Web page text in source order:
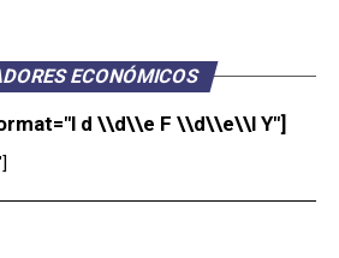
ECONÓMICOS
d \\d\\e F \\d\\e\\l Y"]